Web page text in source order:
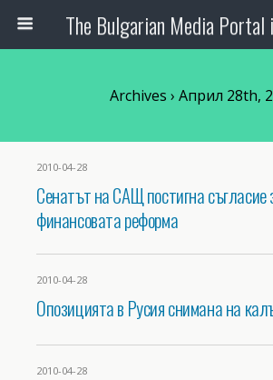
Archives › Април 28th,
2010-04-28
Сенатът на САЩ постигна съгласие
финансовата реформа
2010-04-28
Опозицията в Русия снимана на
2010-04-28